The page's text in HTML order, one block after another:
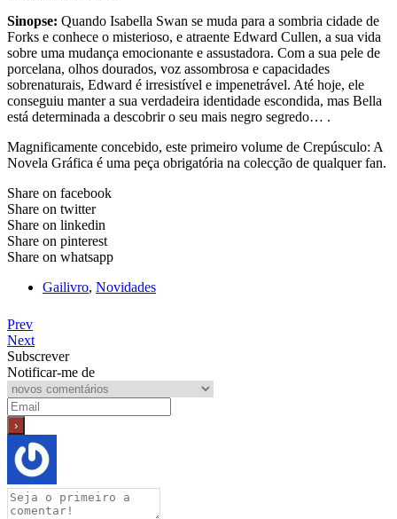
Sinopse: Quando Isabella Swan se muda para a sombria cidade de
Forks e conhece o misterioso, e atraente Edward Cullen, a sua vida
sobre uma mudança emocionante e assustadora. Com a sua pele de
porcelana, olhos dourados, voz assombrosa e capacidades
sobrenaturais, Edward é irresistível e impenetrável. Até hoje, ele
conseguiu manter a sua verdadeira identidade escondida, mas Bella
está determinada a descobrir o seu mais negro segredo… .
Magnificamente concebido, este primeiro volume de Crepúsculo: A
Novela Gráfica é uma peça obrigatória na colecção de qualquer fan.
Share on facebook
Share on twitter
Share on linkedin
Share on pinterest
Share on whatsapp
Gailivro, Novidades
Prev
Next
Subscrever
Notificar-me de